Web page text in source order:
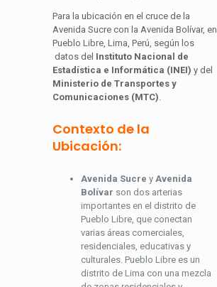
Para la ubicación en el cruce de la
Avenida Sucre con la Avenida Bolívar, en
Pueblo Libre, Lima, Perú, según los
datos del Instituto Nacional de
Estadística e Informática (INEI) y del
Ministerio de Transportes y
Comunicaciones (MTC).
Contexto de la
Ubicación:
Avenida Sucre y Avenida
Bolívar son dos arterias
importantes en el distrito de
Pueblo Libre, que conectan
varias áreas comerciales,
residenciales, educativas y
culturales. Pueblo Libre es un
distrito de Lima con una mezcla